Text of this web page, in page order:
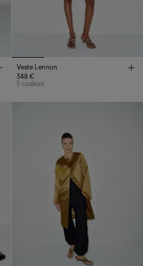
Veste Lennon
348 €
5 couleurs